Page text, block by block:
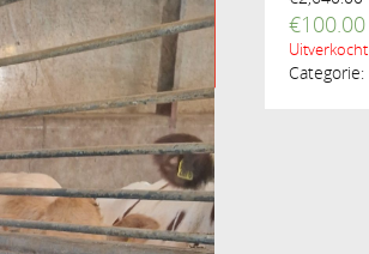
€100.00
Uitverkocht
Categorie: